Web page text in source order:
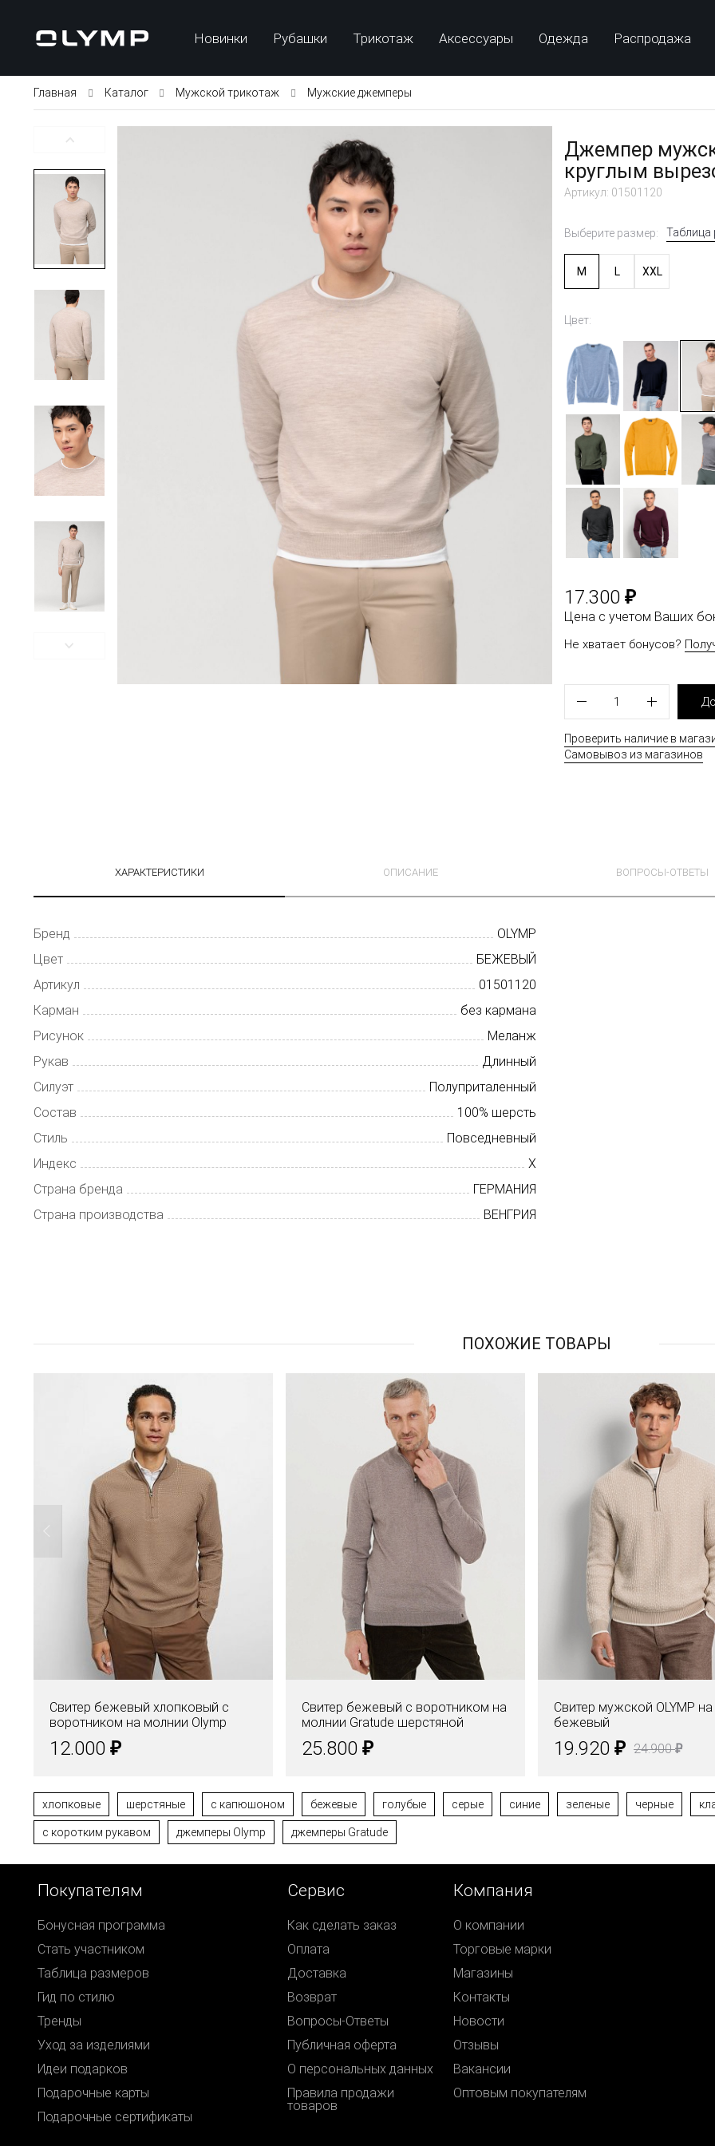
Новинки Рубашки Трикотаж Аксессуары Одежда Распродажа
Главная Каталог Мужской трикотаж Мужские джемперы
Джемпер
круглым
Артикул: 01501120
Выберите размер: Таблица
M L XXL
Цвет:
17.300 ₽
Цена с учетом Ваших
Не хватает бонусов?
1
Проверить наличие в
Самовывоз из магазинов
ХАРАКТЕРИСТИКИ ОПИСАНИЕ ВОПРОСЫ-ОТВЕТЫ
Бренд
OLYMP
Цвет
БЕЖЕВЫЙ
Артикул
01501120
Карман
без кармана
Рисунок
Меланж
Рукав
Длинный
Силуэт
Полуприталенный
Состав
100% шерсть
Стиль
Повседневный
Индекс
X
Страна бренда
ГЕРМАНИЯ
Страна производства
ВЕНГРИЯ
ПОХОЖИЕ ТОВАРЫ
Свитер бежевый хлопковый с
воротником на молнии Olymp
12.000 ₽
Свитер бежевый с воротником на
молнии Gratude шерстяной
25.800 ₽
Свитер мужской OLYMP
бежевый
19.920 ₽ 24.900₽
хлопковые шерстяные с капюшоном бежевые голубые серые синие зеленые черные
с коротким рукавом джемперы Olymp джемперы Gratude
Покупателям
Бонусная программа
Стать участником
Таблица размеров
Гид по стилю
Тренды
Уход за изделиями
Идеи подарков
Подарочные карты
Подарочные сертификаты
Сервис
Как сделать заказ
Оплата
Доставка
Возврат
Вопросы-Ответы
Публичная оферта
О персональных данных
Правила продажи
товаров
Компания
О компании
Торговые марки
Магазины
Контакты
Новости
Отзывы
Вакансии
Оптовым покупателям